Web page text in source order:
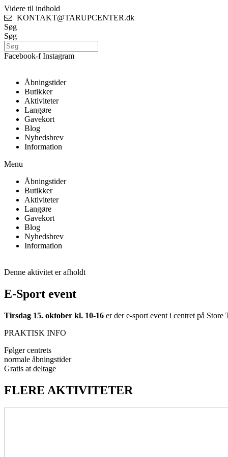
Videre til indhold
KONTAKT@TARUPCENTER.dk
Søg
Søg
Facebook-f Instagram
Åbningstider
Butikker
Aktiviteter
Langøre
Gavekort
Blog
Nyhedsbrev
Information
Menu
Åbningstider
Butikker
Aktiviteter
Langøre
Gavekort
Blog
Nyhedsbrev
Information
Denne aktivitet er afholdt
E-Sport event
Tirsdag 15. oktober kl. 10-16 er der e-sport event i centret på
PRAKTISK INFO
Følger centrets
normale åbningstider
Gratis at deltage
FLERE AKTIVITETER